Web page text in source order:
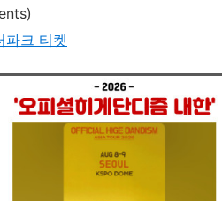
파크 티켓